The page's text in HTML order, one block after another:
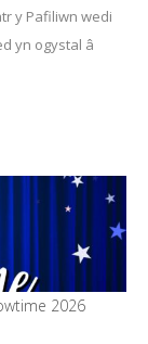
y Pafiliwn wedi
yn ogystal â
2026